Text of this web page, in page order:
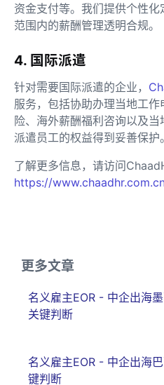
资金支付等。我们提供个性
范围内的薪酬管理透明合规。
4. 国际派遣
针对需要国际派遣的企业，
服务，包括协助办理当地工
险、海外薪酬福利咨询以及
派遣员工的权益得到妥善保护。
了解更多信息，请访问
https://
更多文章
名义雇主EOR - 中企出海
关键判断
名义雇主EOR - 中企出海
键判断